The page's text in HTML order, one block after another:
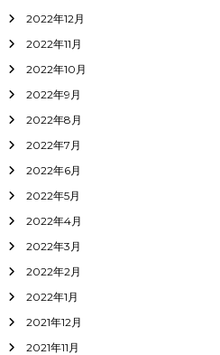
2022年12月
2022年11月
2022年10月
2022年9月
2022年8月
2022年7月
2022年6月
2022年5月
2022年4月
2022年3月
2022年2月
2022年1月
2021年12月
2021年11月